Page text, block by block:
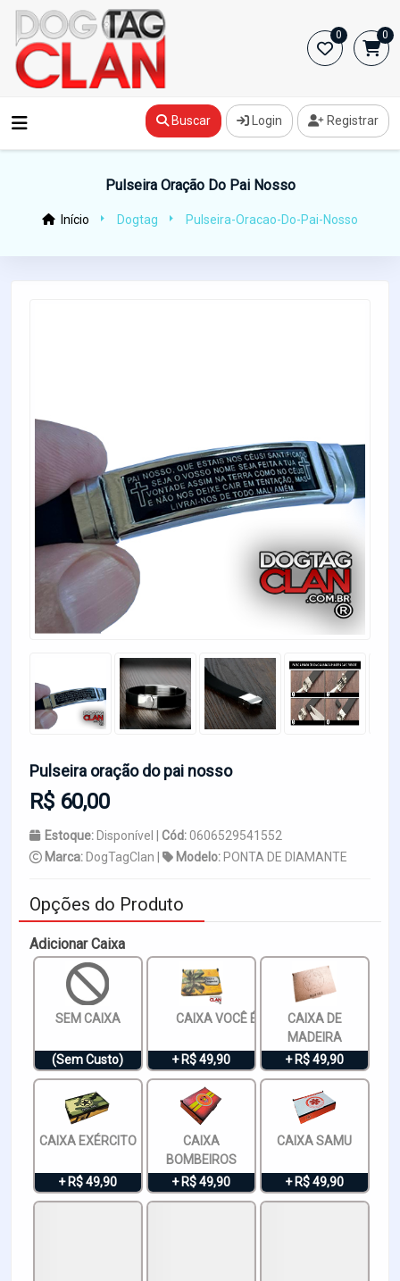
0 0
Buscar Login Registrar
Pulseira Oração Do Pai Nosso
Início Dogtag Pulseira-Oracao-Do-Pai-Nosso
Pulseira oração do pai nosso
R$ 60,00
Estoque: Disponível | Cód:0606529541552
Marca: DogTagClan | Modelo: PONTA DE DIAMANTE
Opções do Produto
Adicionar Caixa
SEM CAIXA
(Sem Custo)
CAIXA VOCÊ É ESPECIAL
+ R$ 49,90
CAIXA DE
MADEIRA
+ R$ 49,90
CAIXA EXÉRCITO
+ R$ 49,90
CAIXA
BOMBEIROS
+ R$ 49,90
CAIXA SAMU
+ R$ 49,90